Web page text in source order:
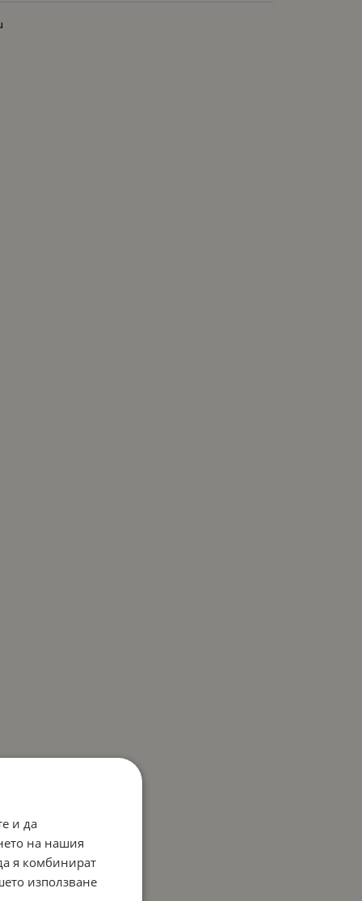
и да
на нашия
я комбинират
използване